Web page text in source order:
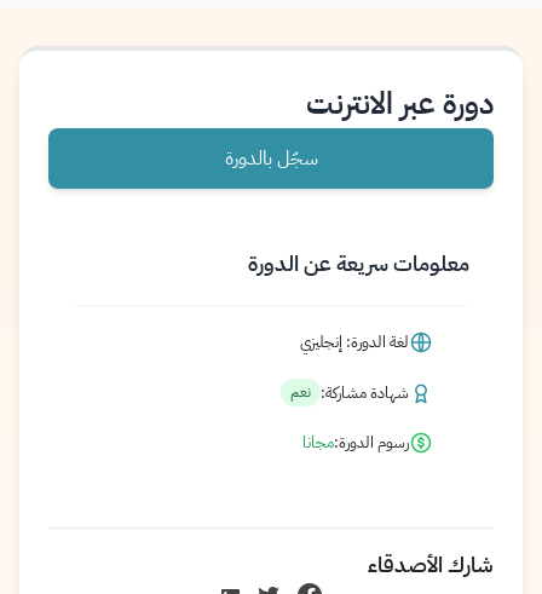
دورة عبر الانترنت
سجّل بالدورة
معلومات سريعة عن الدورة
لغة الدورة: إنجليزي
شهادة مشاركة: نعم
رسوم الدورة:مجانا
شارك الأصدقاء